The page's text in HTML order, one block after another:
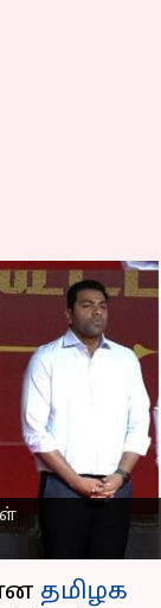
01:00 pm
தமிழக